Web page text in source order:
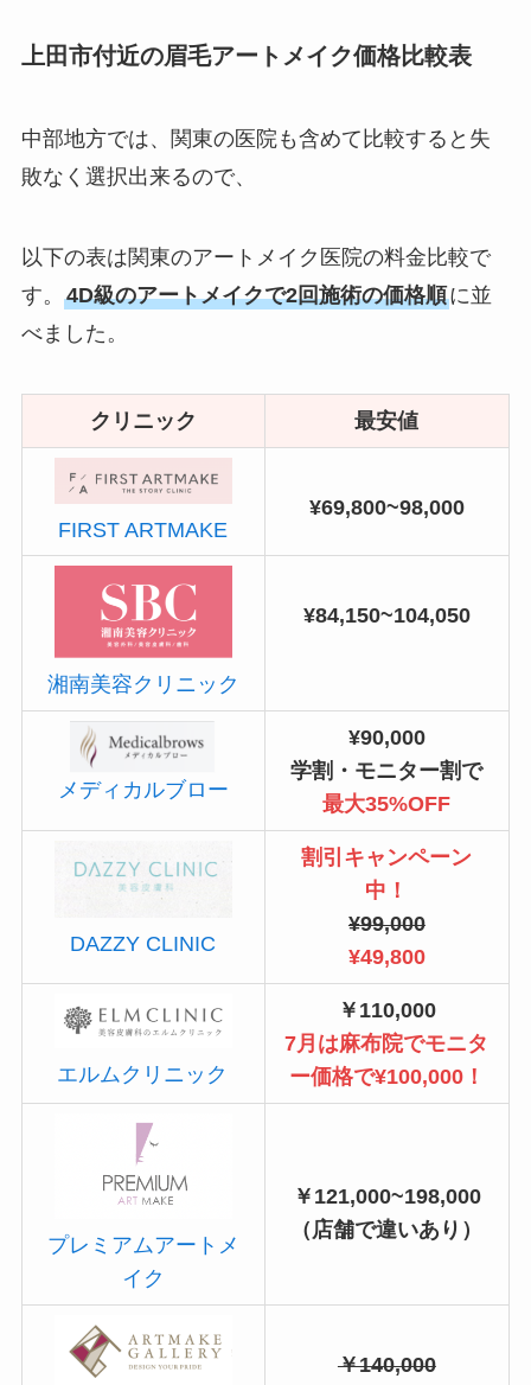
上田市付近の眉毛アートメイク価格比較表
中部地方では、関東の医院も含めて比較すると失
敗なく選択出来るので、
以下の表は関東のアートメイク医院の料金比較で
す。 4D級のアートメイクで2回施術の価格順に並
べました。
クリニック 最安値
FIRST ARTMAKE
¥69,800~98,000
湘南美容クリニック
¥84,150~104,050
メディカルブロー
¥90,000
学割・モニター割で
最大35%OFF
DAZZY CLINIC
割引キャンペーン
中！
¥99,000
¥49,800
エルムクリニック
￥110,000
7月は麻布院でモニタ
ー価格で¥100,000！
プレミアムアートメ
イク
￥121,000~198,000
（店舗で違いあり）
￥140,000